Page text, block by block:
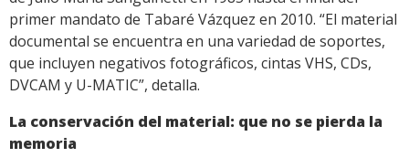
primer mandato de Tabaré Vázquez en 2010. “El material
documental se encuentra en una variedad de soportes,
que incluyen negativos fotográficos, cintas VHS, CDs,
DVCAM y U-MATIC”, detalla.
La conservación del material: que no se pierda la
memoria